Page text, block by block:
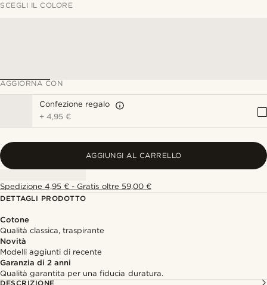
SCEGLI IL COLORE
AGGIORNA CON
Confezione regalo
+4,95 €
AGGIUNGI AL CARRELLO
Spedizione 4,95 € - Gratis oltre 59,00 €
DETTAGLI PRODOTTO
Cotone
Qualità classica, traspirante
Novità
Modelli aggiunti di recente
Garanzia di 2 anni
Qualità garantita per una fiducia duratura.
DESCRIZIONE